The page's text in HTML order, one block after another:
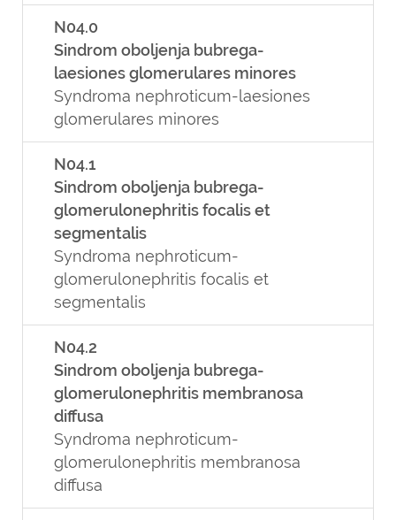
N04.0
Sindrom oboljenja bubrega-
laesiones glomerulares minores
Syndroma nephroticum-laesiones
glomerulares minores
N04.1
Sindrom oboljenja bubrega-
glomerulonephritis focalis et
segmentalis
Syndroma nephroticum-
glomerulonephritis focalis et
segmentalis
N04.2
Sindrom oboljenja bubrega-
glomerulonephritis membranosa
diffusa
Syndroma nephroticum-
glomerulonephritis membranosa
diffusa